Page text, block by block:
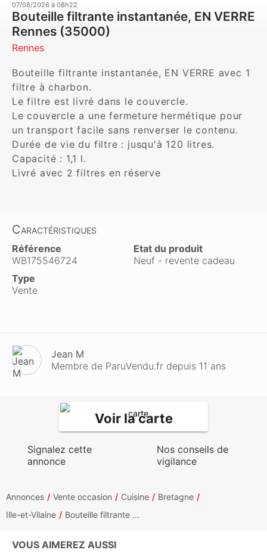
07/08/2026 à 08h22
Bouteille filtrante instantanée, EN VERRE
Rennes (35000)
Rennes
Bouteille filtrante instantanée, EN VERRE avec 1
filtre à charbon.
Le filtre est livré dans le couvercle.
Le couvercle a une fermeture hermétique pour
un transport facile sans renverser le contenu.
Durée de vie du filtre : jusqu'à 120 litres.
Capacité : 1,1 l.
Caractéristiques
Référence
WB175546724
Etat du produit
Neuf - revente cadeau
Type
Vente
Jean M
Membre de ParuVendu.fr depuis 11 ans
Voir la carte
Signalez cette
annonce
Nos conseils de
vigilance
Annonces Vente occasion Cuisine
Bretagne
Ille-et-Vilaine
Bouteille filtrante ...
VOUS AIMEREZ AUSSI